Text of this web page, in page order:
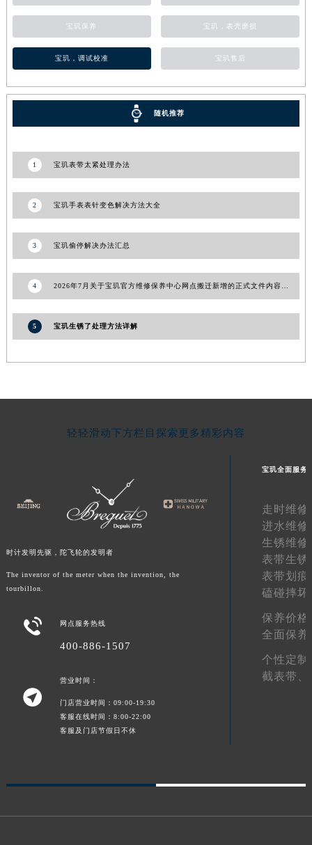
宝玑保养 宝玑，表壳磨损
宝玑，调试校准 宝玑售后
随机推荐
1 宝玑表带太紧处理办法
2 宝玑手表表针变色解决方法大全
3 宝玑偷停解决办法汇总
4
5 宝玑生锈了处理方法详解
轻轻滑动下方栏目探索更多精彩内容
时计发明先驱，陀飞轮的发明者
The inventor of the meter when the invention, the
tourbillon.
 网点服务热线
400-886-1507

营业时间：
门店营业时间：09:00-19:30
客服在线时间：8:00-22:00
客服及门店节假日不休
宝玑全面服务
走时维修
进水维修
生锈维修
表带生锈
表带划痕
磕碰摔坏
保养价格
全面保养
个性定制
截表带、